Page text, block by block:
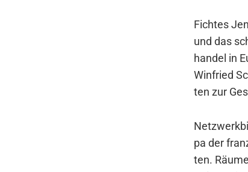
Fich­tes
und das
han­del in
Win­fried
ten zur
pa der
ten.